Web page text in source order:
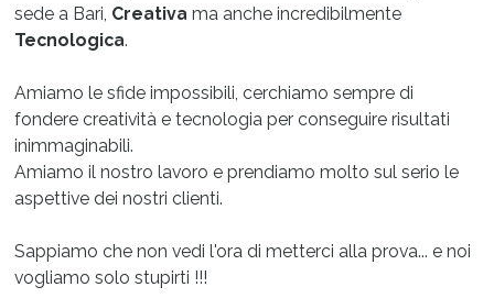
sede a Bari, Creativa ma anche incredibilmente
Tecnologica.
Amiamo le sfide impossibili, cerchiamo sempre di
fondere creatività e tecnologia per conseguire risultati
inimmaginabili.
Amiamo il nostro lavoro e prendiamo molto sul serio le
aspettive dei nostri clienti.
Sappiamo che non vedi l'ora di metterci alla prova... e noi
vogliamo solo stupirti !!!